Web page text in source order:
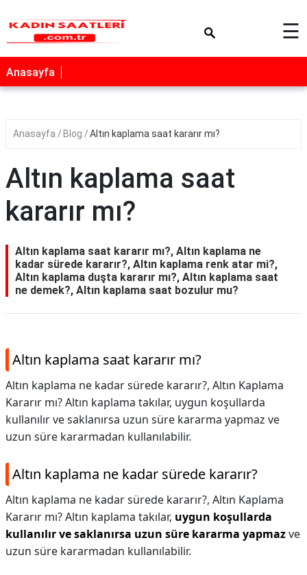
☰
Anasayfa
Anasayfa Blog Altın kaplama saat kararır mı?
Altın kaplama saat
kararır mı?
Altın kaplama saat kararır mı?, Altın kaplama ne
kadar sürede kararır?, Altın kaplama renk atar mi?,
Altın kaplama duşta kararır mı?, Altın kaplama saat
ne demek?, Altın kaplama saat bozulur mu?
Altın kaplama saat kararır mı?
Altın kaplama ne kadar sürede kararır?, Altın Kaplama
Kararır mı? Altın kaplama takılar, uygun koşullarda
kullanılır ve saklanırsa uzun süre kararma yapmaz ve
uzun süre kararmadan kullanılabilir.
Altın kaplama ne kadar sürede kararır?
Altın kaplama ne kadar sürede kararır?, Altın Kaplama
Kararır mı? Altın kaplama takılar, uygun koşullarda
kullanılır ve saklanırsa uzun süre kararma yapmazve
uzun süre kararmadan kullanılabilir.